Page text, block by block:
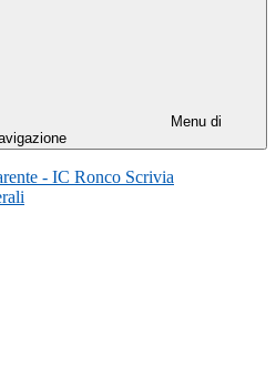
Menu di
- IC Ronco Scrivia